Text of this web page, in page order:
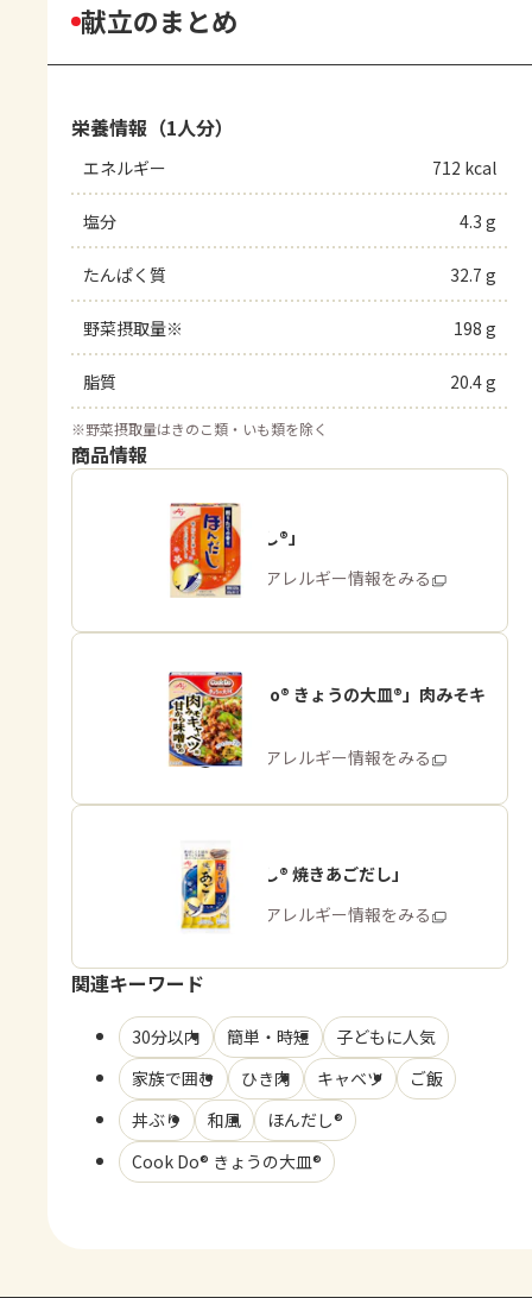
献立のまとめ
栄養情報（1人分）
エネルギー 712 kcal
塩分 4.3 g
たんぱく質 32.7 g
野菜摂取量※ 198 g
脂質 20.4 g
※野菜摂取量はきのこ類・いも類を除く
商品情報
「ほんだし®」
商品・アレルギー情報をみる
「Cook Do® きょうの大皿®」肉みそキ
ャベツ用
商品・アレルギー情報をみる
「ほんだし® 焼きあごだし」
商品・アレルギー情報をみる
関連キーワード
30分以内 簡単・時短
子どもに人気
家族で囲む
ひき肉 キャベツ
ご飯
丼ぶり
和風
ほんだし®
Cook Do® きょうの大皿®